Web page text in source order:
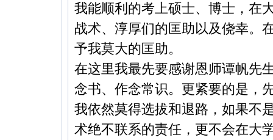
我能顺利的考上硕士、博士，在
战术、淳厚们的匡助以及侥幸。
予我莫大的匡助。
在这里我最先要感谢恩师谭帆先
念书、作念常识。更紧要的是，
我依然莫得选拔和退路，如果不
术绝不联系的责任，更不会在大